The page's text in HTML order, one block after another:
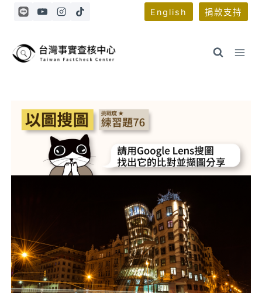
Skip
English 捐款支持